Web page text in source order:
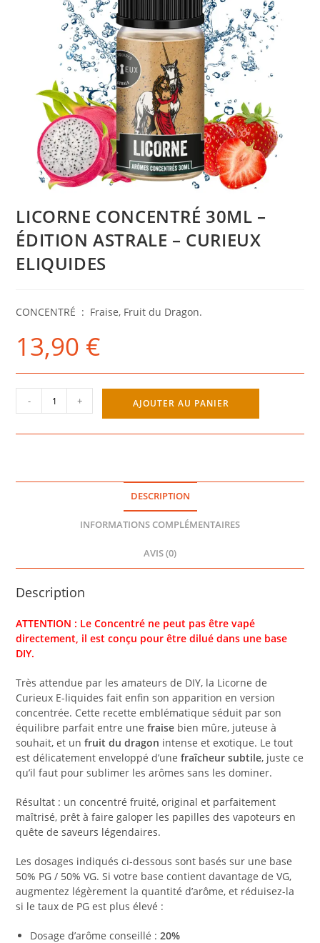
LICORNE CONCENTRÉ 30ML –
ÉDITION ASTRALE – CURIEUX
ELIQUIDES
CONCENTRÉ : Fraise, Fruit du Dragon.
13,90 €
quantité
de
ÉDITION
- + AJOUTER AU PANIER
DESCRIPTION
INFORMATIONS COMPLÉMENTAIRES
AVIS (0)
Description
ATTENTION : Le Concentré ne peut pas être vapé
directement, il est conçu pour être dilué dans une base
DIY.
Très attendue par les amateurs de DIY, la Licorne de
Curieux E-liquides fait enfin son apparition en version
concentrée. Cette recette emblématique séduit par son
équilibre parfait entre unefraise bien mûre, juteuse à
souhait, et un fruit du dragon intense et exotique. Le tout
est délicatement enveloppé d’unefraîcheur subtile, juste ce
qu’il faut pour sublimer les arômes sans les dominer.
Résultat : un concentré fruité, original et parfaitement
maîtrisé, prêt à faire galoper les papilles des vapoteurs en
quête de saveurs légendaires.
Les dosages indiqués ci-dessous sont basés sur une base
50% PG / 50% VG. Si votre base contient davantage de VG,
augmentez légèrement la quantité d’arôme, et réduisez-la
si le taux de PG est plus élevé :
Dosage d’arôme conseillé :20%